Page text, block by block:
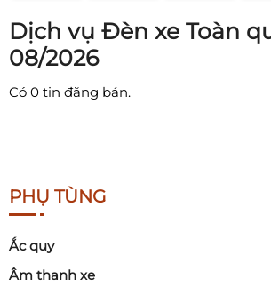
Dịch vụ Đèn xe Toàn
08/2026
Có 0 tin đăng bán.
PHỤ TÙNG
Ắc quy
Âm thanh xe